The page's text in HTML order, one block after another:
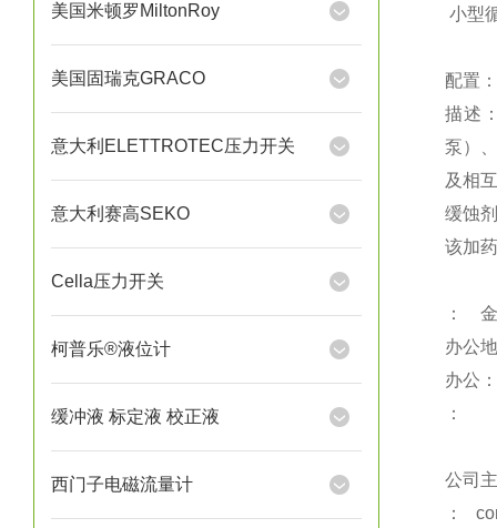
美国米顿罗MiltonRoy
美国固瑞克GRACO
意大利ELETTROTEC压力开关
意大利赛高SEKO
Cella压力开关
柯普乐®液位计
缓冲液 标定液 校正液
西门子电磁流量计
小型
配置
描述
泵）
及相
缓蚀
该加
：
办公
办公：
：
公司
：